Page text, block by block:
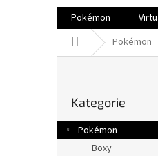
Pokémon
Domů Pokémon
r
a
kategorie
Kategorie
Pokémon
Boxy